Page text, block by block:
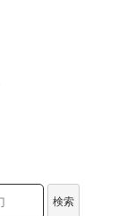
検索